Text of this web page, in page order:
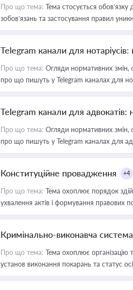
Про що тема: Тема стосується
зобов’язань та застосування правил
Telegram канали для
Про що тема: Огляди нормативних змін,
про що пишуть у Telegram каналах для
Telegram канали для адвокатів:
Про що тема: Огляди нормативних змін,
про що пишуть у Telegram каналах для
Конституційне провадження +4
Про що тема: Тема охоплює порядок
ухвалення актів і формування правових
Кримінально-виконавча система
Про що тема: Тема охоплює організацію
установ виконання покарань та статус